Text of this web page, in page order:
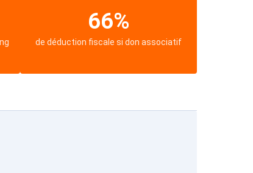
66%
de déduction fiscale si don associatif